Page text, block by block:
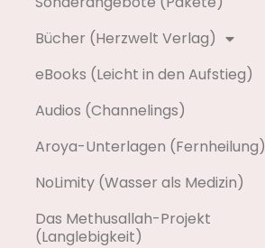
Bücher (Herzwelt Verlag)
eBooks (Leicht in den Aufstieg)
Audios (Channelings)
Aroya-Unterlagen (Fernheilung)
NoLimity (Wasser als Medizin)
Das Methusallah-Projekt
(Langlebigkeit)